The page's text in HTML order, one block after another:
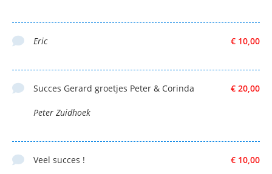
€ 10,00
Eric
€ 20,00
Succes Gerard groetjes Peter & Corinda
Peter Zuidhoek
€ 10,00
Veel succes !